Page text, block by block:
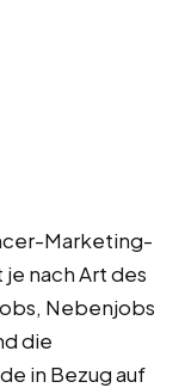
Marketing-
nach Art des
Nebenjobs
die
in Bezug auf